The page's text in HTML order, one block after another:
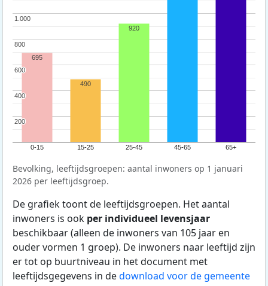
0-15 15-25 25-45 45-65 65+
200
200
400
400
600
600
800
800
1.000
1.000
695
490
920
Bevolking, leeftijdsgroepen: aantal inwoners op 1 januari
2026 per leeftijdsgroep.
De grafiek toont de leeftijdsgroepen. Het aantal
inwoners is ook per individueel levensjaar
beschikbaar (alleen de inwoners van 105 jaar en
ouder vormen 1 groep). De inwoners naar leeftijd zijn
er tot op buurtniveau in het document met
leeftijdsgegevens in dedownload voor de gemeente